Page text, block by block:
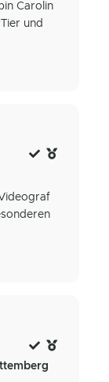
Carolin
und